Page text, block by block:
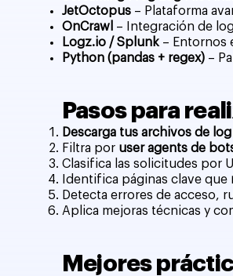
JetOctopus – Plataforma
OnCrawl – Integración de
Logz.io / Splunk – Entornos
Python (pandas + regex) –
Pasos para
Descarga tus archivos de log
Filtra por user agents de
Clasifica las solicitudes por
Identifica páginas clave que
Detecta errores de acceso,
Aplica mejoras técnicas y
Mejores